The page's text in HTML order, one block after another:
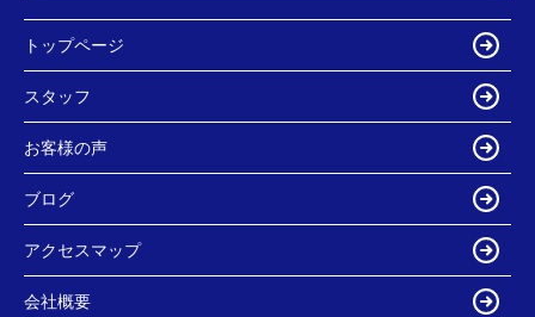
トップページ
スタッフ
お客様の声
ブログ
アクセスマップ
会社概要